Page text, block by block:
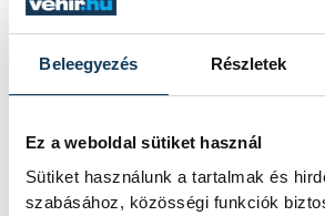
Beleegyezés Részletek
Ez a weboldal sütiket használ
Sütiket használunk a tartalmak és
szabásához, közösségi funkciók
SOROZAT FÉRFI
DÖNTŐ, 2025/
VENDÉG
OTP BANK-
HELYSZÍN
ONE
EREDMÉNY
38-36